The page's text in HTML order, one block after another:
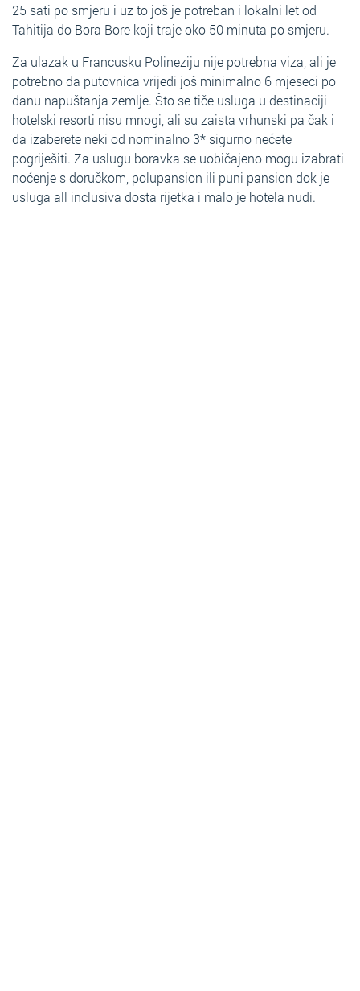
25 sati po smjeru i uz to još je potreban i lokalni let od
Tahitija do Bora Bore koji traje oko 50 minuta po smjeru.
Za ulazak u Francusku Polineziju nije potrebna viza, ali je
potrebno da putovnica vrijedi još minimalno 6 mjeseci po
danu napuštanja zemlje. Što se tiče usluga u destinaciji
hotelski resorti nisu mnogi, ali su zaista vrhunski pa čak i
da izaberete neki od nominalno 3* sigurno nećete
pogriješiti. Za uslugu boravka se uobičajeno mogu izabrati
noćenje s doručkom, polupansion ili puni pansion dok je
usluga all inclusiva dosta rijetka i malo je hotela nudi.